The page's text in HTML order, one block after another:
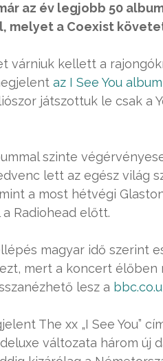
az év legjobb 50
melyet a Coexist
várniuk kellett a
az I See You
játszottuk le csak a
szinte
lett az egész világ
a most hétvégi
Radiohead előtt.
magyar idő szerint
mert a koncert
lesz a
The xx „I See You”
változata három új